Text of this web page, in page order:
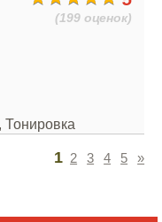
(199 оценок)
Тонировка
1 2 3 4 5 »